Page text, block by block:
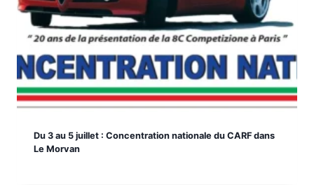
Du 3 au 5 juillet : Concentration nationale du CARF dans
Le Morvan